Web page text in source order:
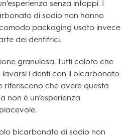
senza intoppi. I
di sodio non hanno
packaging usato invece
dei dentifrici.
granulosa. Tutti coloro che
i denti con il bicarbonato
riferiscono che avere questa
non è un’esperienza
bicarbonato di sodio non